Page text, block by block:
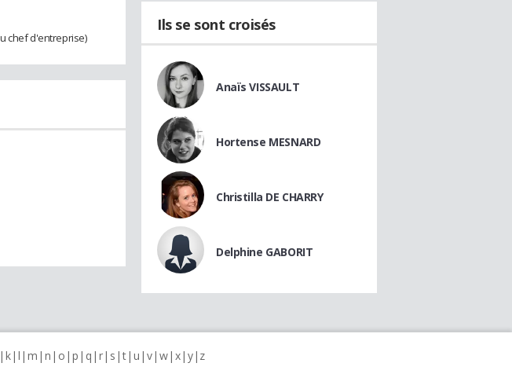
chef d'entreprise)
Ils se sont croisés
Anaïs VISSAULT
Hortense MESNARD
Christilla DE CHARRY
Delphine GABORIT
k l m n o p q r s t u v w x y z